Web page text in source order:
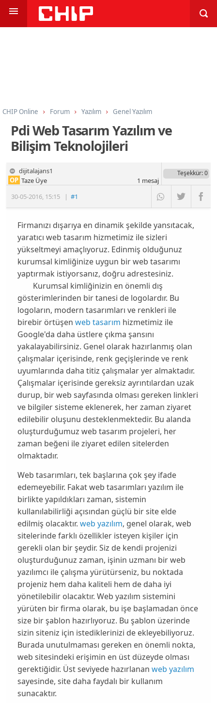
CHIP Online Forum Yazılım Genel Yazılım
Pdi Web Tasarım Yazılım ve
Bilişim Teknolojileri
dijitalajans1
30-05-2016, 15:15 |#1
OP Taze Üye
Teşekkür: 0
1 mesaj
Firmanızı dışarıya en dinamik şekilde yansıtacak,
yaratıcı web tasarım hizmetimiz ile sizleri
yükseltmeyi amaçlıyoruz. Edinmiş olduğunuz
kurumsal kimliğinize uygun birweb tasarımı
yaptırmak istiyorsanız, doğru adrestesiniz.
Kurumsal kimliğinizin en önemli dış
gösterimlerinden bir tanesi de logolardır. Bu
logoların, modern tasarımları ve renkleri ile
birebir örtüşen web tasarım hizmetimiz ile
Google'da daha üstlere çıkma şansını
yakalayabilirsiniz. Genel olarak hazırlanmış olan
çalışmalar içerisinde, renk geçişlerinde ve renk
uyumlarında daha titiz çalışmalar yer almaktadır.
Çalışmalar içerisinde gereksiz ayrıntılardan uzak
durup, bir web sayfasında olması gereken linkleri
ve bilgiler sisteme eklenerek, her zaman ziyaret
edilebilir oluşunu desteklenmektedir. Bu alanda
oluşturduğumuz web tasarım projeleri, her
zaman beğeni ile ziyaret edilen sitelerden
olmaktadır.
Web tasarımları, tek başlarına çok şey ifade
edemeyebilir. Fakat web tasarımları yazılım ile
birlikte yapıldıkları zaman, sistemin
kullanılabilirliği açısından güçlü bir site elde
edilmiş olacaktır. web yazılım, genel olarak, web
sitelerinde farklı özellikler isteyen kişiler için
gerekli olan bir şeydir. Siz de kendi projenizi
oluşturduğunuz zaman, işinin uzmanı bir web
yazılımcı ile çalışma yürütürseniz, bu noktada
projeniz hem daha kaliteli hem de daha iyi
yönetilebilir olacaktır. Web yazılım sistemini
yürüten bir firma olarak, bu işe başlamadan önce
size bir şablon hazırlıyoruz. Bu şablon üzerinde
sizin siteniz için istediklerinizi de ekleyebiliyoruz.
Burada unutulmaması gereken en önemli nokta,
web sitesindeki erişimin en üst düzeyde olması
gerektiğidir. Üst seviyede hazırlanan web yazılım
sayesinde, site daha faydalı bir kullanım
sunacaktır.